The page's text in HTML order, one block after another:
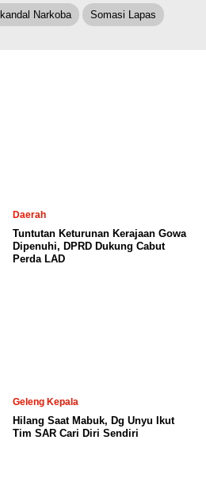
Narkoba Somasi Lapas
Daerah
Tuntutan Keturunan Kerajaan Gowa
Dipenuhi, DPRD Dukung Cabut
Perda LAD
Geleng Kepala
Hilang Saat Mabuk, Dg Unyu Ikut
Tim SAR Cari Diri Sendiri